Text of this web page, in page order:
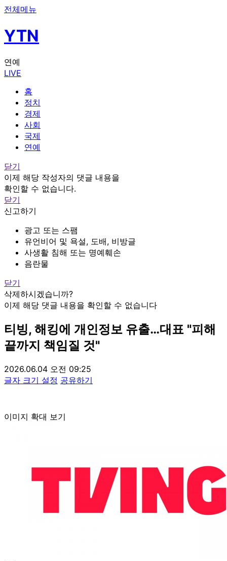
전체메뉴
YTN
연예
LIVE
홈
정치
경제
사회
국제
연예
닫기
이제 해당 작성자의 댓글 내용을
확인할 수 없습니다.
닫기
신고하기
광고 또는 스팸
유언비어 및 욕설, 도배, 비방글
사생활 침해 또는 명예훼손
음란물
닫기
삭제하시겠습니까?
이제 해당 댓글 내용을 확인할 수 없습니다
티빙, 해킹에 개인정보 유출…대표 "피해
끝까지 책임질 것"
2026.06.04 오전 09:25
글자 크기 설정 공유하기
이미지 확대 보기